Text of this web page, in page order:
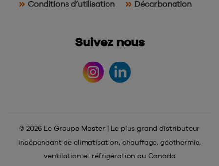
Conditions d’utilisation
Décarbonation
Suivez nous
© 2026 Le Groupe Master | Le plus grand distributeur
indépendant de climatisation, chauffage, géothermie,
ventilation et réfrigération au Canada